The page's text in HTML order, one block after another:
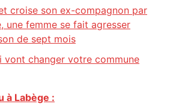
croise son ex-compagnon par
une femme se fait agresser
de sept mois
changer votre commune
à Labège :